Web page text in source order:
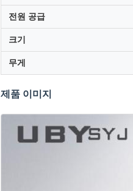
전원 공급
크기
무게
제품 이미지